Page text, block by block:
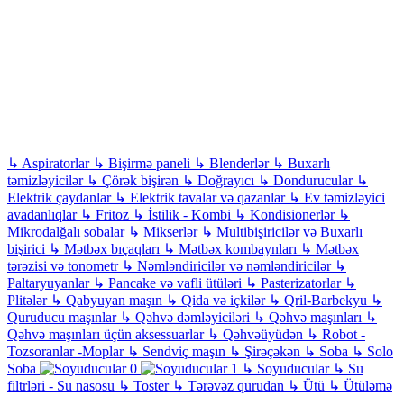
↳ Aspiratorlar ↳ Bişirmə paneli ↳ Blenderlər ↳ Buxarlı
təmizləyicilər ↳ Çörək bişirən ↳ Doğrayıcı ↳ Dondurucular ↳
Elektrik çaydanlar ↳ Elektrik tavalar və qazanlar ↳ Ev təmizləyici
avadanlıqlar ↳ Fritoz ↳ İstilik - Kombi ↳ Kondisionerlər ↳
Mikrodalğalı sobalar ↳ Mikserlər ↳ Multibişiricilər və Buxarlı
bişirici ↳ Mətbəx bıçaqları ↳ Mətbəx kombaynları ↳ Mətbəx
tərəzisi və tonometr ↳ Nəmləndiricilər və nəmləndiricilər ↳
Paltaryuyanlar ↳ Pancake və vafli ütüləri ↳ Pasterizatorlar ↳
Plitələr ↳ Qabyuyan maşın ↳ Qida və içkilər ↳ Qril-Barbekyu ↳
Quruducu maşınlar ↳ Qəhvə dəmləyiciləri ↳ Qəhvə maşınları ↳
Qəhvə maşınları üçün aksessuarlar ↳ Qəhvəüyüdən ↳ Robot -
Tozsoranlar -Moplar ↳ Sendviç maşın ↳ Şirəçəkən ↳ Soba ↳ Solo
Soba
↳ Soyuducular ↳ Su
filtrləri - Su nasosu ↳ Toster ↳ Tərəvəz qurudan ↳ Ütü ↳ Ütüləmə